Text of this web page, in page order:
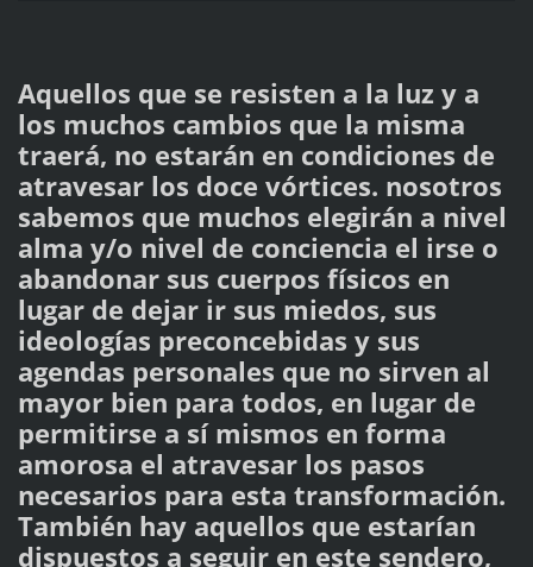
Aquellos que se resisten a la luz y a
los muchos cambios que la misma
traerá, no estarán en condiciones de
atravesar los doce vórtices. nosotros
sabemos que muchos elegirán a nivel
alma y/o nivel de conciencia el irse o
abandonar sus cuerpos físicos en
lugar de dejar ir sus miedos, sus
ideologías preconcebidas y sus
agendas personales que no sirven al
mayor bien para todos, en lugar de
permitirse a sí mismos en forma
amorosa el atravesar los pasos
necesarios para esta transformación.
También hay aquellos que estarían
dispuestos a seguir en este sendero,